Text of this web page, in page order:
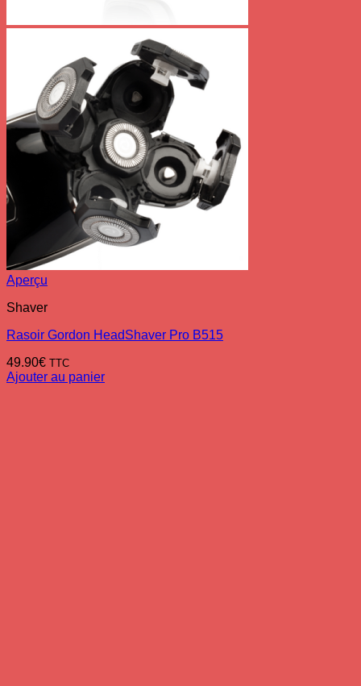
Aperçu
Shaver
Rasoir Gordon HeadShaver Pro B515
49.90€ TTC
Ajouter au panier